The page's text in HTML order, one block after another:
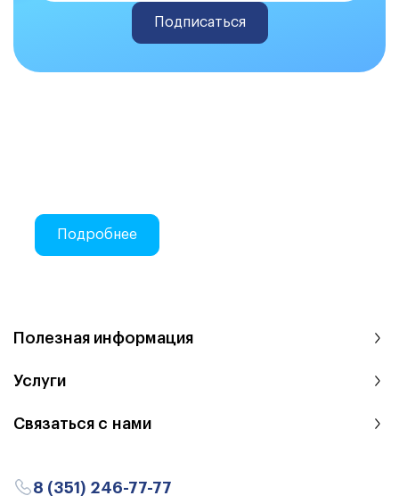
Подписаться
Подробнее
Полезная информация
Услуги
Связаться с нами
8 (351) 246-77-77